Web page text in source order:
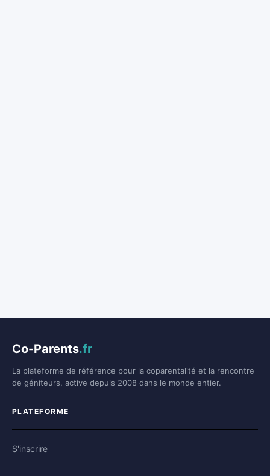
Co-Parents.fr
La plateforme de référence pour la coparentalité et la rencontre
de géniteurs, active depuis 2008 dans le monde entier.
PLATEFORME
S'inscrire